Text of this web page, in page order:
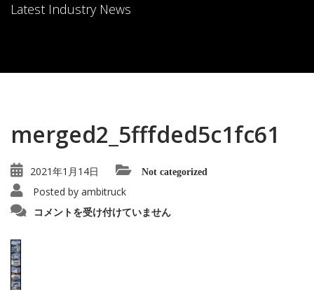
Latest Industry News
merged2_5fffded5c1fc61
2021年1月14日 Not categorized
Posted by ambitruck
merged2_5fffded5c1fc61
は
コメントを受け付けていません